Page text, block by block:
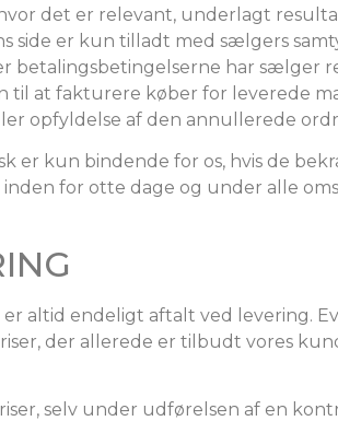
det er relevant, underlagt
er kun tilladt med sælgers
betalingsbetingelserne har
til at fakturere køber for leverede
opfyldelse af den annullerede
er kun bindende for os, hvis de
for otte dage og under alle
er altid endeligt aftalt ved levering.
der allerede er tilbudt vores
selv under udførelsen af ​​en